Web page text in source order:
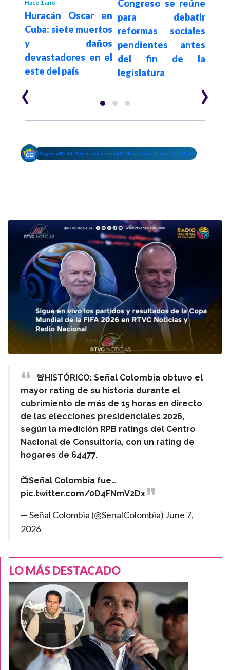
Hace 1 año
Huracán Oscar en
Cuba: siete muertos
y daños
devastadores en el
este del país
Congreso se reúne
para debatir
reformas sociales
pendientes antes
del fin de la
legislatura
‹ ›
Sigue a RTVC Noticias en Google News y mantente conectado
🚨HISTÓRICO: Señal Colombia obtuvo el
mayor rating de su historia durante el
cubrimiento de más de 15 horas en directo
de las elecciones presidenciales 2026,
según la medición RPB ratings del Centro
Nacional de Consultoría, con un rating de
hogares de 64477.
📺Señal Colombia fue…
pic.twitter.com/0D4FNmV2Dx
— Señal Colombia (@SenalColombia) June 7,
2026
LO MÁS DESTACADO